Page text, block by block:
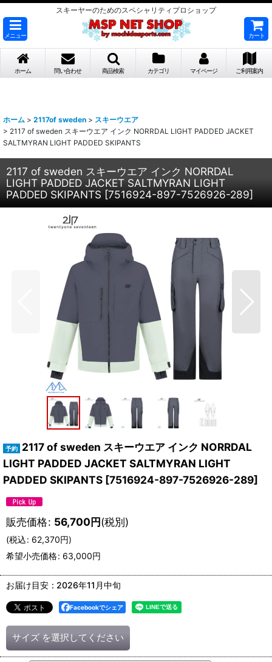
スキーヤーのためのスペシャリティプロショップ
メニュー カート
ホーム 問い合わせ 商品検索 カテゴリ マイページ ご利用案内
ホーム > 2117of sweden > スキーウエア
> 2117 of sweden スキーウエア インク NORRDAL LIGHT PADDED JACKET
SALTMYRAN LIGHT PADDED SKIPANTS
2117 of sweden スキーウエア インク NORRDAL
LIGHT PADDED JACKET SALTMYRAN LIGHT
PADDED SKIPANTS [7516924-897-7526926-289]
2117 of sweden スキーウエア インク NORRDAL
LIGHT PADDED JACKET SALTMYRAN LIGHT
PADDED SKIPANTS [7516924-897-7526926-289]
販売価格: 56,700円(税別)
(税込: 62,370円)
希望小売価格: 63,000円
お届け目安 : 2026年11月中旬
Facebookでシェア
サイズ を選択してください